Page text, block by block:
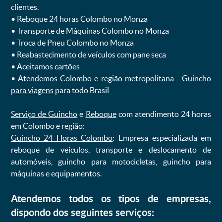
clientes.
ㅤㅤ• Reboque 24 horas Colombo no Monza
ㅤㅤ• Transporte de Máquinas Colombo no Monza
ㅤㅤ• Troca de Pneu Colombo no Monza
ㅤㅤ• Reabastecimento de veículos com pane seca
ㅤㅤ• Aceitamos cartões
ㅤㅤ• Atendemos Colombo e região metropolitana -Guincho
para viagenspara todo Brasil
Serviço de Guincho e Reboquecom atendimento 24 horas
em Colombo e região:
Guincho 24 Horas Colombo: Empresa especializada em
reboque de veículos, transporte e deslocamento de
automóveis, guincho para motocicletas, guincho para
máquinas e equipamentos.
Atendemos todos os tipos de empresas,
dispondo dos seguintes serviços: